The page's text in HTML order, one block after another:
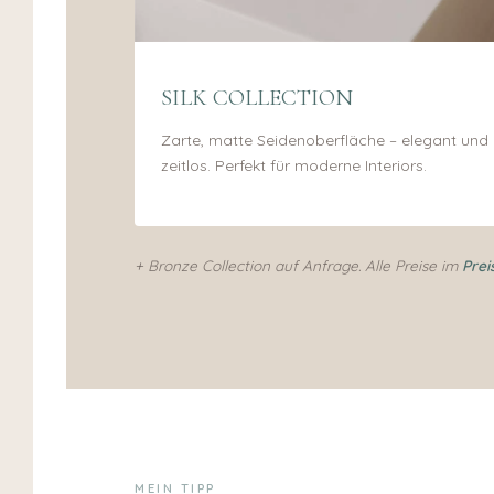
SILK COLLECTION
Zarte, matte Seidenoberfläche – elegant und
zeitlos. Perfekt für moderne Interiors.
+ Bronze Collection auf Anfrage. Alle Preise im
MEIN TIPP